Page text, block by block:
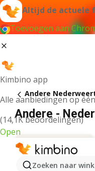
Altijd de actuele
Toevoegen aan
Kimbino app
Alle aanbiedingen op
(14,1K beoordelingen)
Open
Zoeken naar
Andere
Andere -